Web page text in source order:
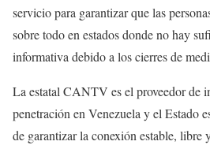
servicio para garantizar que las
sobre todo en estados donde no hay
informativa debido a los cierres de
La estatal CANTV es el proveedor de
penetración en Venezuela y el Estado
de garantizar la conexión estable, libre